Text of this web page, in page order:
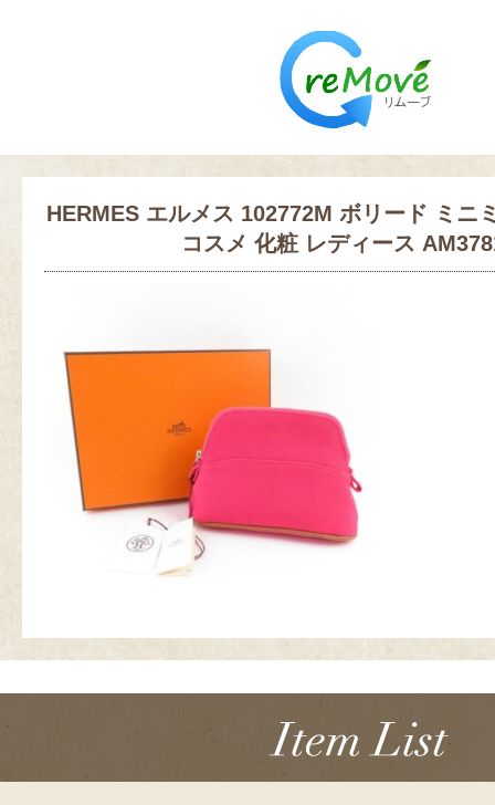
HERMES エルメス 102772M ボリード ミニ
コスメ 化粧 レディース